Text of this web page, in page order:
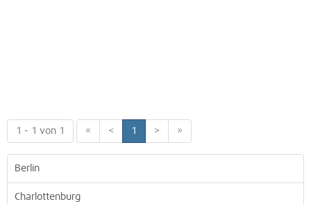
1 - 1 von 1 « < 1 > »
Berlin
Charlottenburg